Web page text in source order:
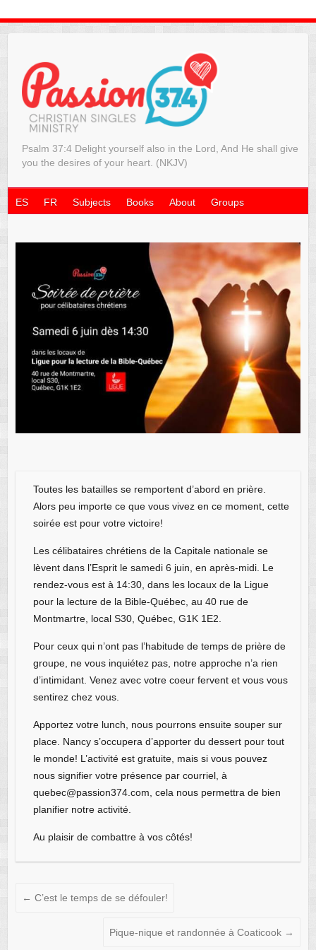
Psalm 37:4 Delight yourself also in the Lord, And He shall give
you the desires of your heart. (NKJV)
Subjects Books About Groups
ES FR
Toutes les batailles se remportent d’abord en prière.
Alors peu importe ce que vous vivez en ce moment, cette
soirée est pour votre victoire!
Les célibataires chrétiens de la Capitale nationale se
lèvent dans l’Esprit le samedi 6 juin, en après-midi. Le
rendez-vous est à 14:30, dans les locaux de la Ligue
pour la lecture de la Bible-Québec, au 40 rue de
Montmartre, local S30, Québec, G1K 1E2.
Pour ceux qui n’ont pas l’habitude de temps de prière de
groupe, ne vous inquiétez pas, notre approche n’a rien
d’intimidant. Venez avec votre coeur fervent et vous vous
sentirez chez vous.
Apportez votre lunch, nous pourrons ensuite souper sur
place. Nancy s’occupera d’apporter du dessert pour tout
le monde! L’activité est gratuite, mais si vous pouvez
nous signifier votre présence par courriel, à
quebec@passion374.com, cela nous permettra de bien
planifier notre activité.
Au plaisir de combattre à vos côtés!
← C’est le temps de se défouler!
Pique-nique et randonnée à Coaticook →